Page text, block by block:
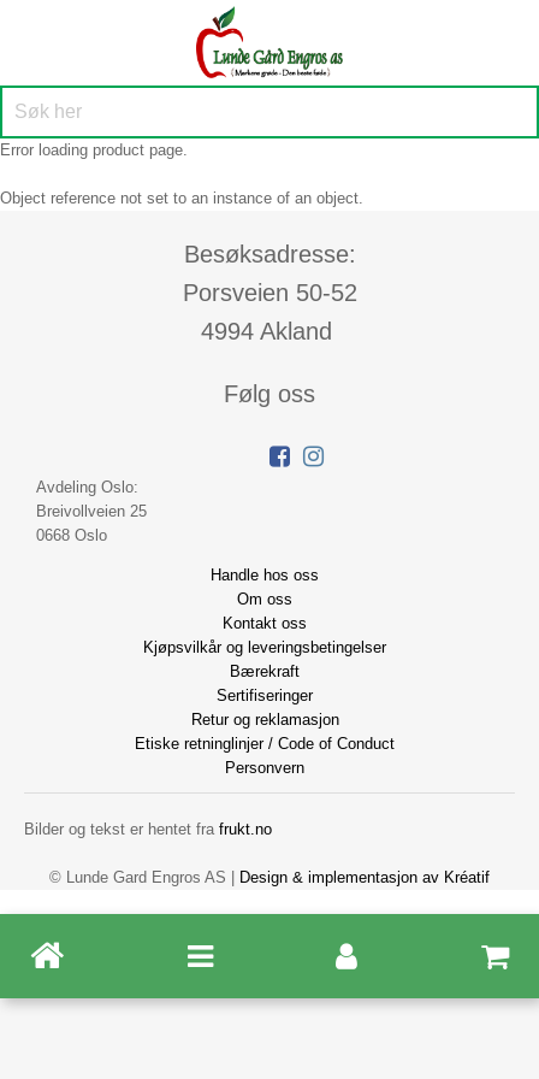
Error loading product page.
Object reference not set to an instance of an object.
Besøksadresse:
Porsveien 50-52
4994 Akland
Følg oss
Avdeling Oslo:
Breivollveien 25
0668 Oslo
Handle hos oss
Om oss
Kontakt oss
Kjøpsvilkår og leveringsbetingelser
Bærekraft
Sertifiseringer
Retur og reklamasjon
Etiske retninglinjer / Code of Conduct
Personvern
Bilder og tekst er hentet fra frukt.no
© Lunde Gard Engros AS | Design & implementasjon av Kréatif